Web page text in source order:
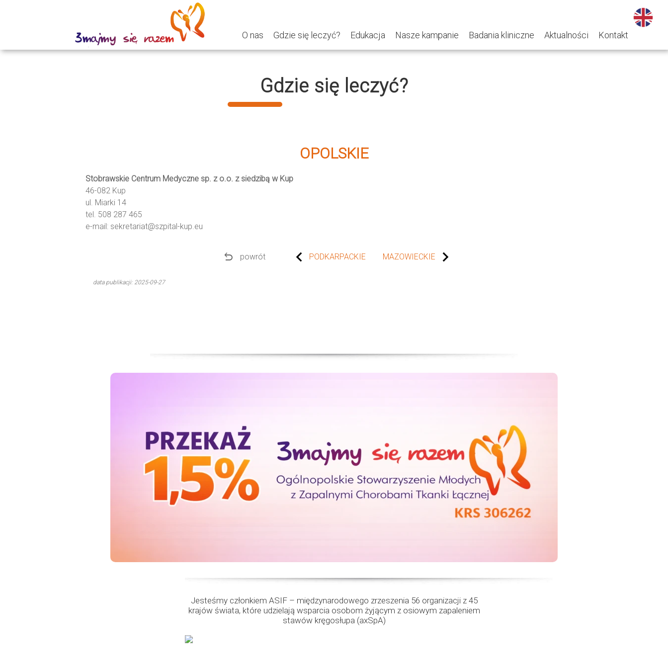
O nas Gdzie się leczyć? Edukacja Nasze kampanie Badania kliniczne Aktualności Kontakt
Gdzie się leczyć?
OPOLSKIE
Stobrawskie Centrum Medyczne sp. z o.o. z siedzibą w Kup
46-082 Kup
ul. Miarki 14
tel. 508 287 465
e-mail: sekretariat@szpital-kup.eu
undo powrót PODKARPACKIE MAZOWIECKIE
data publikacji: 2025-09-27
Jesteśmy członkiem ASIF – międzynarodowego zrzeszenia 56 organizacji z 45
krajów świata, które udzielają wsparcia osobom żyjącym z osiowym zapaleniem
stawów kręgosłupa (axSpA)